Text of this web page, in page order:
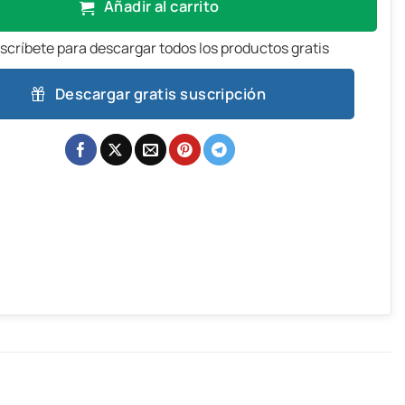
Añadir al carrito
para descargar todos los productos gratis
Descargar gratis suscripción